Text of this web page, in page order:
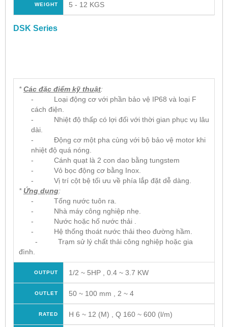
WEIGHT 5 - 12 KGS
DSK Series
*Các đặc điểm kỹ thuật:
- Loại động cơ với phần bảo vệ IP68 và loại F
cách điện.
- Nhiệt độ thấp có lợi đối với thời gian phục vụ lâu
dài.
- Động cơ một pha cùng với bộ bảo vệ motor khi
nhiệt độ quá nóng.
- Cánh quạt là 2 con dao bằng tungstem
- Vỏ bọc động cơ bằng Inox.
- Vị trí cột bệ tối ưu về phía lắp đặt dễ dàng.
* Ứng dụng:
- Tống nước tuôn ra.
- Nhà máy công nghiệp nhẹ.
- Nước hoặc hố nước thải .
- Hệ thống thoát nước thải theo đường hầm.
- Trạm sử lý chất thải công nghiệp hoặc gia
đình.
OUTPUT 1/2 ~ 5HP , 0.4 ~ 3.7 KW
OUTLET 50 ~ 100 mm , 2 ~ 4
RATED H 6 ~ 12 (M) , Q 160 ~ 600 (l/m)